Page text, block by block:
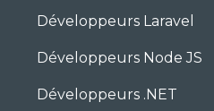
Développeurs Laravel
Développeurs Node JS
Développeurs .NET